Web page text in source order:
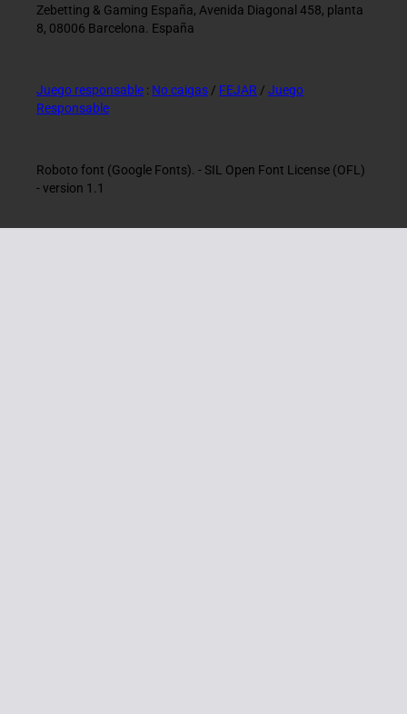
Zebetting & Gaming España, Avenida Diagonal 458, planta
8, 08006 Barcelona. España
Juego responsable : No caigas / FEJAR / Juego
Responsable
Roboto font (Google Fonts). - SIL Open Font License (OFL)
- version 1.1